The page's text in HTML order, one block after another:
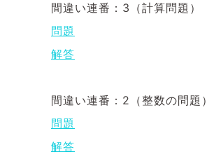
間違い連番：3（計算問題）
問題
解答
間違い連番：2（整数の問題）
問題
解答